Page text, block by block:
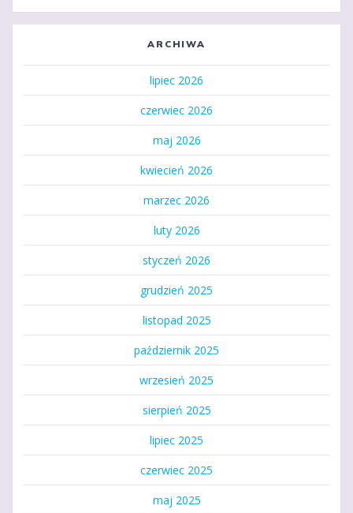
ARCHIWA
lipiec 2026
czerwiec 2026
maj 2026
kwiecień 2026
marzec 2026
luty 2026
styczeń 2026
grudzień 2025
listopad 2025
październik 2025
wrzesień 2025
sierpień 2025
lipiec 2025
czerwiec 2025
maj 2025